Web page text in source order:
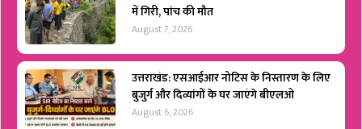
में गिरी, पांच की मौत
August 7, 2026
उत्तराखंड: एसआईआर नोटिस के निस्तारण के लिए
बुजुर्ग और दिव्यांगों के घर जाएंगे बीएलओ
August 6, 2026